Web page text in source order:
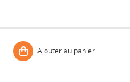
Ajouter au panier